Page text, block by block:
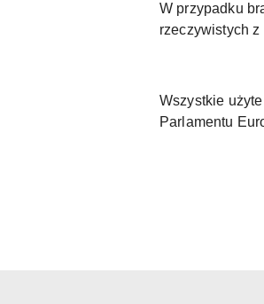
W przypadku
rzeczywistych
Wszystkie
Parlamentu